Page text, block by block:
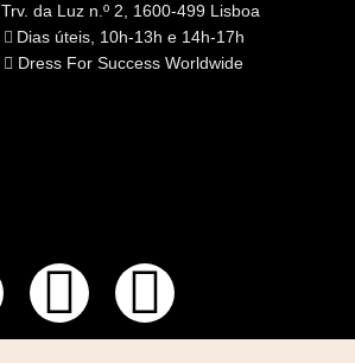
Trv. da Luz n.º 2, 1600-499 Lisboa
Dias úteis, 10h-13h e 14h-17h
Dress For Success Worldwide